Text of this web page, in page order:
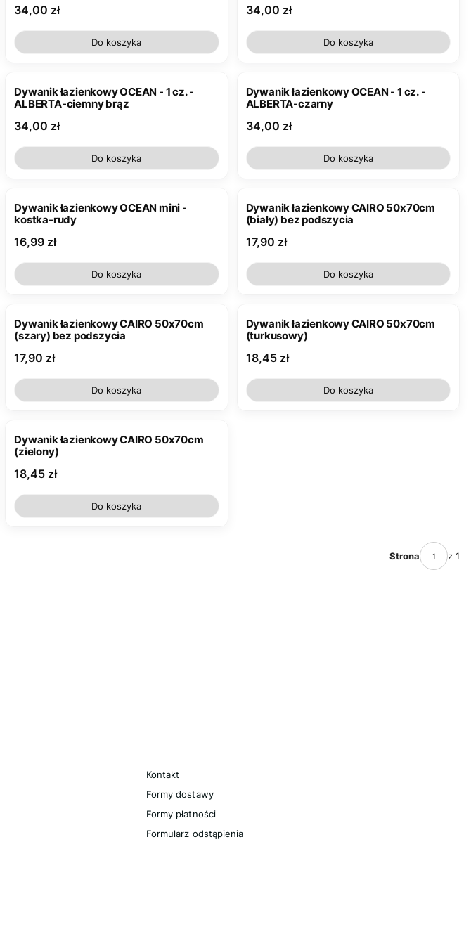
Cena
34,00 zł
Do koszyka
Cena
34,00 zł
Do koszyka
Dywanik łazienkowy OCEAN - 1 cz. -
ALBERTA-ciemny brąz
Cena
34,00 zł
Do koszyka
Dywanik łazienkowy OCEAN - 1 cz. -
ALBERTA-czarny
Cena
34,00 zł
Do koszyka
Dywanik łazienkowy OCEAN mini -
kostka-rudy
Cena
16,99 zł
Do koszyka
Dywanik łazienkowy CAIRO 50x70cm
(biały) bez podszycia
Cena
17,90 zł
Do koszyka
Dywanik łazienkowy CAIRO 50x70cm
(szary) bez podszycia
Cena
17,90 zł
Do koszyka
Dywanik łazienkowy CAIRO 50x70cm
(turkusowy)
Cena
18,45 zł
Do koszyka
Dywanik łazienkowy CAIRO 50x70cm
(zielony)
Cena
18,45 zł
Do koszyka
Strona z 1
Kontakt
Formy dostawy
Formy płatności
Formularz odstąpienia